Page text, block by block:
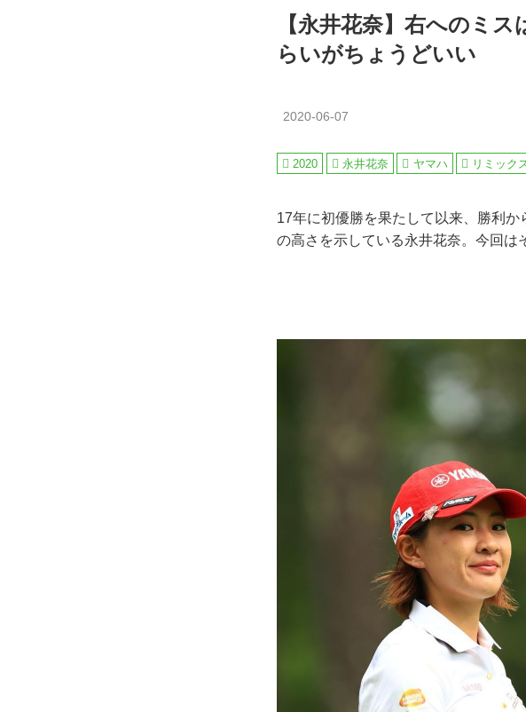
【永井花奈】右へのミ
らいがちょうどいい
2020-06-07
2020 永井花奈 ヤマハ リミック
17年に初優勝を果たして以来、勝利
の高さを示している永井花奈。今回は